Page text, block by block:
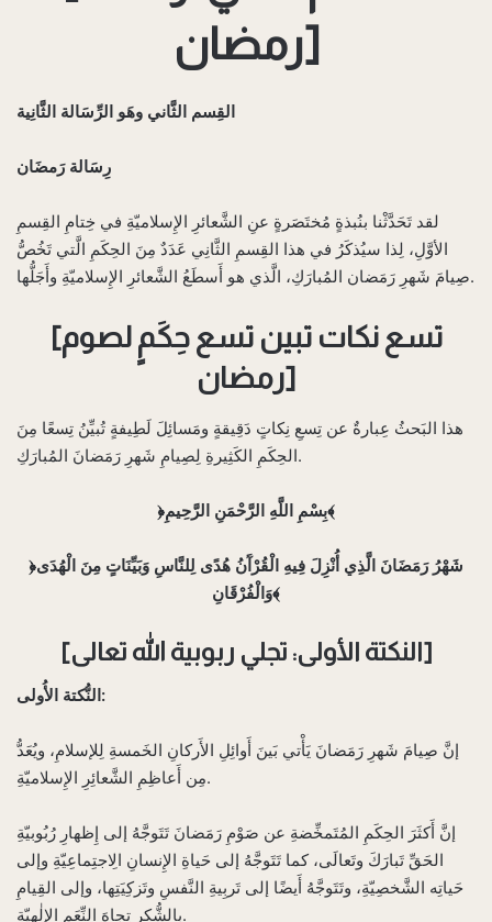
رمضان]
القِسم الثَّاني وهَو الرِّسَالة الثَّانِية
رِسَالة رَمضَان
لقد تَحَدَّثْنا بنُبذةٍ مُختَصَرةٍ عنِ الشَّعائرِ الإِسلاميّةِ في خِتامِ القِسمِ
الأوَّلِ، لِذا سيُذكَرُ في هذا القِسمِ الثَّانِي عَدَدٌ مِنَ الحِكَمِ الَّتي تَخُصُّ
صِيامَ شَهرِ رَمَضان المُبارَكِ، الَّذي هو أَسطَعُ الشَّعائرِ الإِسلاميّةِ وأَجَلُّها.
[تسع نكات تبين تسع حِكَمٍ لصوم
رمضان]
هذا البَحثُ عِبارةٌ عن تِسعِ نِكاتٍ دَقِيقةٍ ومَسائِلَ لَطِيفةٍ تُبيِّنُ تِسعًا مِنَ
الحِكَمِ الكَثِيرةِ لِصِيامِ شَهرِ رَمَضانَ المُبارَكِ.
﴿بِسْمِ اللَّهِ الرَّحْمَنِ الرَّحِيمِ﴾
﴿شَهْرُ رَمَضَانَ الَّذِي أُنْزِلَ فِيهِ الْقُرْآَنُ هُدًى لِلنَّاسِ وَبَيِّنَاتٍ مِنَ الْهُدَى
وَالْفُرْقَانِ﴾
[النكتة الأولى: تجلي ربوبية الله تعالى]
النُّكتة الأُولى:
إنَّ صِيامَ شَهرِ رَمَضانَ يَأْتي بَينَ أَوائِلِ الأَركانِ الخَمسةِ لِلإسلامِ، ويُعَدُّ
مِن أَعاظِمِ الشَّعائِرِ الإِسلاميّةِ.
إنَّ أَكثَرَ الحِكَمِ المُتَمخِّضةِ عن صَوْمِ رَمَضانَ تَتَوجَّهُ إلى إِظهارِ رُبُوبيّةِ
الحَقِّ تَبارَكَ وتَعالَى، كما تَتَوجَّهُ إلى حَياةِ الإِنسانِ الِاجتِماعِيّةِ وإلى
حَياتِه الشَّخصِيّةِ، وتَتَوجَّهُ أَيضًا إلى تَربِيةِ النَّفسِ وتَزكِيَتِها، وإلى القِيامِ
بالشُّكرِ تِجاهَ النِّعَمِ الإلٰهِيّةِ.